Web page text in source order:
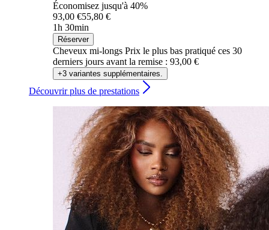
Économisez jusqu'à 40%
93,00 €55,80 €
1h 30min
Réserver
Cheveux mi-longs Prix le plus bas pratiqué ces 30
derniers jours avant la remise : 93,00 €
+3 variantes supplémentaires.
Découvrir plus de prestations